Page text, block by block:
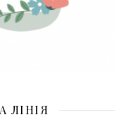
ЛІНІЯ